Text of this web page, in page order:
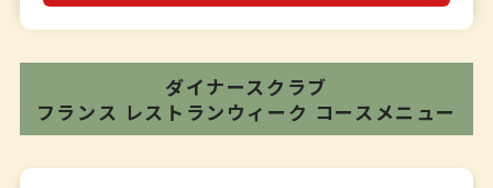
ダイナースクラブ
フランス レストランウィーク コースメニュー